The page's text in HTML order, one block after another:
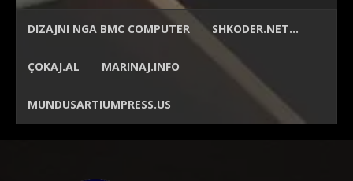
DIZAJNI NGA BMC COMPUTER SHKODER.NET…
ÇOKAJ.AL MARINAJ.INFO
MUNDUSARTIUMPRESS.US